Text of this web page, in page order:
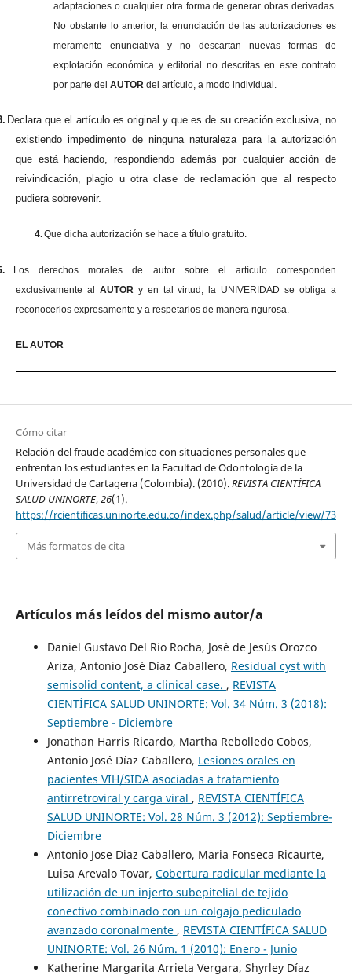
adaptaciones o cualquier otra forma de generar obras derivadas.
No obstante lo anterior, la enunciación de las autorizaciones es
meramente enunciativa y no descartan nuevas formas de
explotación económica y editorial no descritas en este contrato
por parte del AUTORdel artículo, a modo individual.
Declara que el artículo es original y que es de su creación exclusiva, no
existiendo impedimento de ninguna naturaleza para la autorización
que está haciendo, respondiendo además por cualquier acción de
reivindicación, plagio u otra clase de reclamación que al respecto
pudiera sobrevenir.
4.Que dicha autorización se hace a título gratuito.
Los derechos morales de autor sobre el artículo corresponden
exclusivamente al AUTOR y en tal virtud, la UNIVERIDAD se obliga a
reconocerlos expresamente y a respetarlos de manera rigurosa.
EL AUTOR
Cómo citar
Relación del fraude académico con situaciones personales que
enfrentan los estudiantes en la Facultad de Odontología de la
Universidad de Cartagena (Colombia). (2010).REVISTA CIENTÍFICA
SALUD UNINORTE,26(1).
https://rcientificas.uninorte.edu.co/index.php/salud/article/view/73
Más formatos de cita
Artículos más leídos del mismo autor/a
Daniel Gustavo Del Rio Rocha, José de Jesús Orozco
Ariza, Antonio José Díaz Caballero, Residual cyst with
semisolid content, a clinical case. , REVISTA
CIENTÍFICA SALUD UNINORTE: Vol. 34 Núm. 3 (2018):
Septiembre - Diciembre
Jonathan Harris Ricardo, Martha Rebolledo Cobos,
Antonio José Díaz Caballero, Lesiones orales en
pacientes VIH/SIDA asociadas a tratamiento
antirretroviral y carga viral , REVISTA CIENTÍFICA
SALUD UNINORTE: Vol. 28 Núm. 3 (2012): Septiembre-
Diciembre
Antonio Jose Diaz Caballero, Maria Fonseca Ricaurte,
Luisa Arevalo Tovar, Cobertura radicular mediante la
utilización de un injerto subepitelial de tejido
conectivo combinado con un colgajo pediculado
avanzado coronalmente , REVISTA CIENTÍFICA SALUD
UNINORTE: Vol. 26 Núm. 1 (2010): Enero - Junio
Katherine Margarita Arrieta Vergara, Shyrley Díaz